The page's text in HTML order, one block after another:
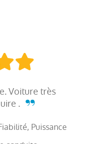
Voiture très
.
Puissance